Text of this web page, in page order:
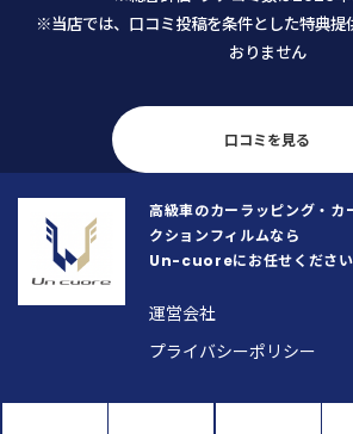
んから迅速かつ丁寧な返信を頂戴
し、まずそこで安心致しました。 予
気にし、何にこだわっているのか」
を正確に把握するために、本当に誠
実に話を聞いてくださいました。
間、不安な気持ちがスッと消えとて
も安心したと同時に、顧客の要望や
こだわりを真摯にヒアリングし正確
に把握することがいかに大切か、こ
の歳になって若い馬場さんから改め
て学ばせて頂いた次第です。 そし
※当店では、口コミ投稿を条件とした特典提
おりません
口コミを見る
高級車のカーラッピング・カ
クションフィルムなら
Un-cuoreにお任せください
運営会社
プライバシーポリシー